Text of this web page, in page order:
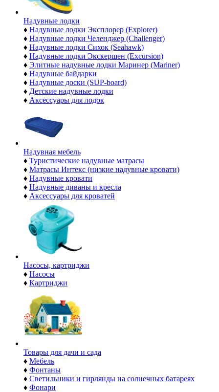
Надувные лодки
♦ Надувные лодки Эксплорер (Explorer)
♦ Надувные лодки Челенджер (Challenger)
♦ Надувные лодки Сихок (Seahawk)
♦ Надувные лодки Экскершен (Excursion)
♦ Элитные надувные лодки Маринер (Mariner)
♦ Надувные байдарки
♦ Надувные доски (SUP-board)
♦ Детские надувные лодки
♦ Аксессуары для лодок
Надувная мебель
♦ Туристические надувные матрасы
♦ Матрасы Интекс (низкие надувные кровати)
♦ Надувные кровати
♦ Надувные диваны и кресла
♦ Аксессуары для кроватей
Насосы, картриджи
♦ Насосы
♦ Картриджи
Товары для дачи и сада
♦ Мебель
♦ Фонтаны
♦ Светильники и гирлянды на солнечных батареях
♦ Фонари